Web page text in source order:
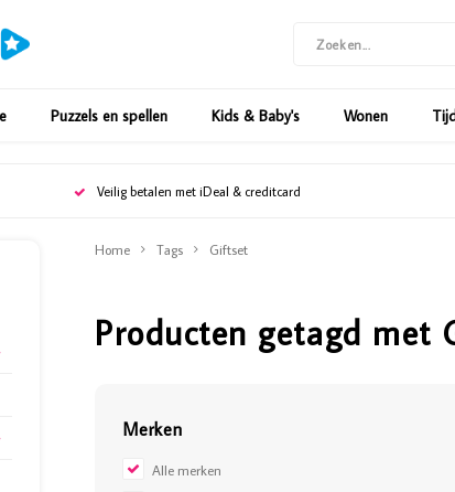
Puzzels en spellen Kids & Baby's Wonen
Veilig betalen met iDeal & creditcard
Home Tags Giftset
Producten getagd met
Merken
Alle merken